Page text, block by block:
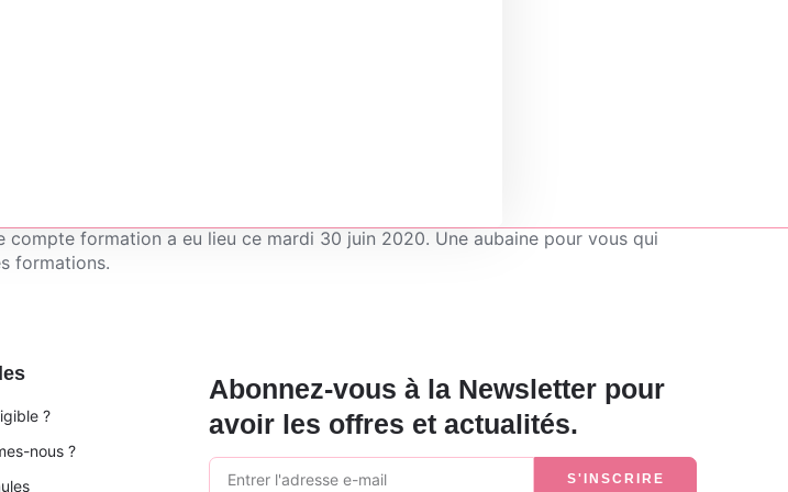
formation a eu lieu ce mardi 30 juin 2020. Une aubaine pour vous qui
formations.
?
nous ?
Abonnez-vous à la Newsletter pour
avoir les offres et actualités.
S'INSCRIRE